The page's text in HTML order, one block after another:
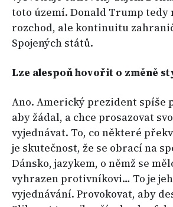
toto území. Donald Trump tedy
rozchod, ale kontinuitu
Spojených států.
Lze alespoň hovořit o změně
Ano. Americký prezident spíše
aby žádal, a chce prosazovat
vyjednávat. To, co některé
je skutečnost, že se obrací na
Dánsko, jazykem, o němž se
vyhrazen protivníkovi… To je
vyjednávání. Provokovat, aby